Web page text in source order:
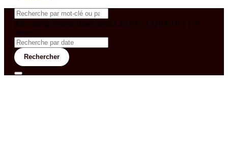
&& config('laravel-theme-inter.CEGOS_COUNTRY') !=
'neves')
Rechercher